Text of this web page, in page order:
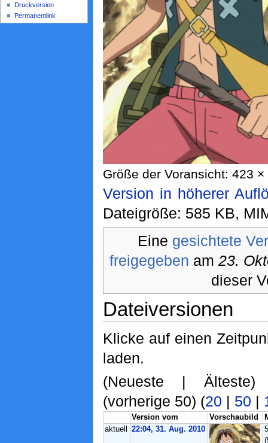
Größe der Voransicht: 423
Version in höherer
Dateigröße: 585 KB,
Eine gesichtete
freigegeben am 23.
dieser
Dateiversionen
Klicke auf einen
laden.
(Neueste |
(vorherige 50) (20 | 50 |
Version vom Vorschaubild
aktuell
22:04, 31. Aug. 2010
Druckversion
Permanentlink